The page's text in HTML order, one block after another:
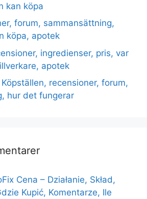
kan köpa
forum, sammansättning,
köpa, apotek
ingredienser, pris, var
apotek
recensioner, forum,
hur det fungerar
Cena – Działanie, Skład,
Kupić, Komentarze, Ile